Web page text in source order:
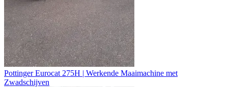
Pottinger Eurocat 275H | Werkende Maaimachine met
Zwadschijven